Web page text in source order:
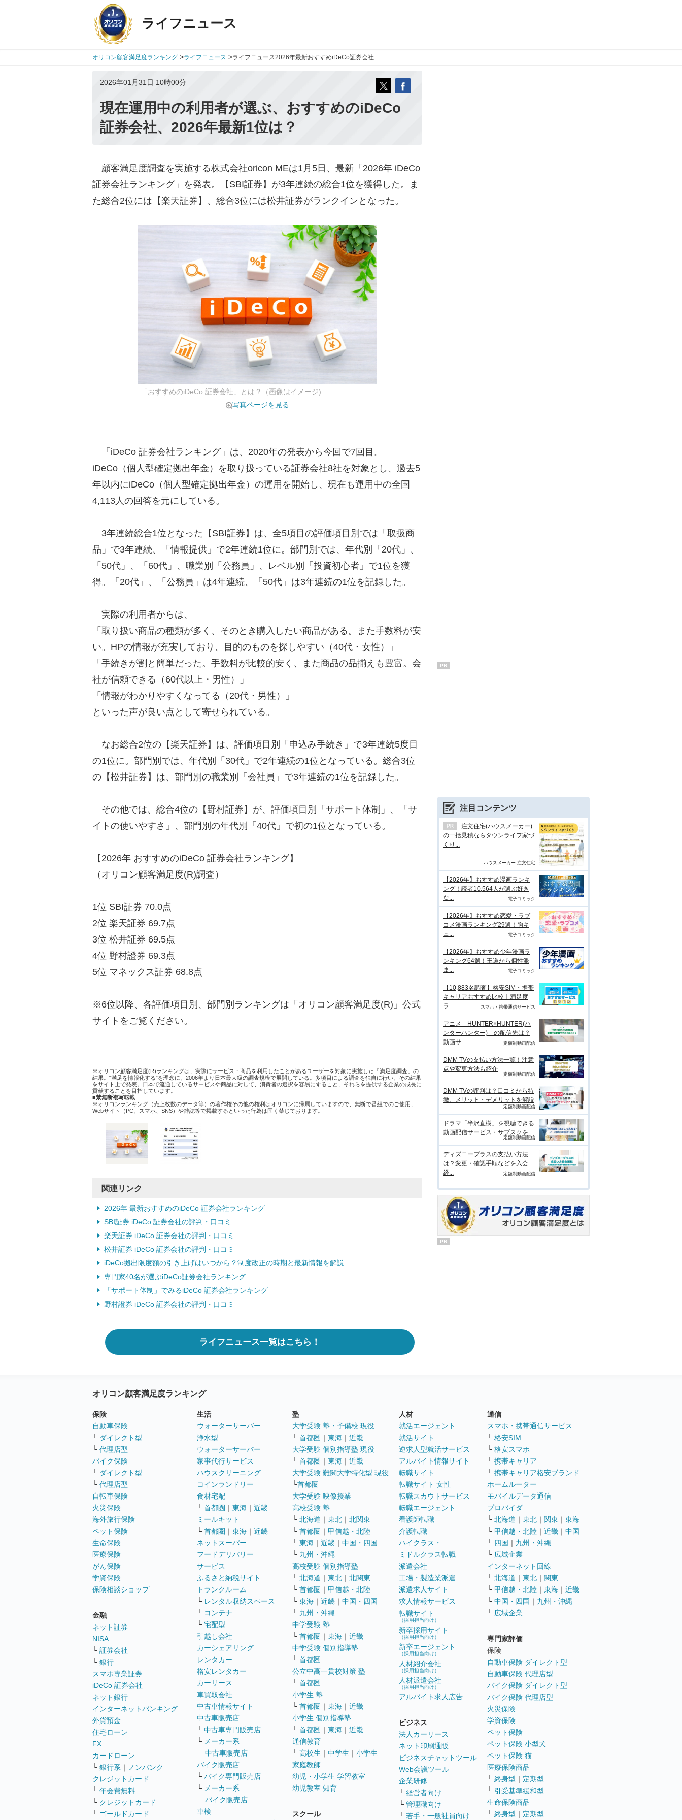
ライフニュース
オリコン顧客満足度ランキング >ライフニュース >ライフニュース2026年最新おすすめiDeCo証券会社
2026年01月31日 10時00分
現在運用中の利用者が選ぶ、おすすめのiDeCo
証券会社、2026年最新1位は？
顧客満足度調査を実施する株式会社oricon MEは1月5日、最新「2026年 iDeCo
証券会社ランキング」を発表。【SBI証券】が3年連続の総合1位を獲得した。ま
た総合2位には【楽天証券】、総合3位には松井証券がランクインとなった。
「おすすめのiDeCo 証券会社」とは？（画像はイメージ)
写真ページを見る
「iDeCo 証券会社ランキング」は、2020年の発表から今回で7回目。
iDeCo（個人型確定拠出年金）を取り扱っている証券会社8社を対象とし、過去5
年以内にiDeCo（個人型確定拠出年金）の運用を開始し、現在も運用中の全国
4,113人の回答を元にしている。
3年連続総合1位となった【SBI証券】は、全5項目の評価項目別では「取扱商
品」で3年連続、「情報提供」で2年連続1位に。部門別では、年代別「20代」、
「50代」、「60代」、職業別「公務員」、レベル別「投資初心者」で1位を獲
得。「20代」、「公務員」は4年連続、「50代」は3年連続の1位を記録した。
実際の利用者からは、
「取り扱い商品の種類が多く、そのとき購入したい商品がある。また手数料が安
い。HPの情報が充実しており、目的のものを探しやすい（40代・女性）」
「手続きが割と簡単だった。手数料が比較的安く、また商品の品揃えも豊富。会
社が信頼できる（60代以上・男性）」
「情報がわかりやすくなってる（20代・男性）」
といった声が良い点として寄せられている。
なお総合2位の【楽天証券】は、評価項目別「申込み手続き」で3年連続5度目
の1位に。部門別では、年代別「30代」で2年連続の1位となっている。総合3位
の【松井証券】は、部門別の職業別「会社員」で3年連続の1位を記録した。
その他では、総合4位の【野村証券】が、評価項目別「サポート体制」、「サ
イトの使いやすさ」、部門別の年代別「40代」で初の1位となっている。
【2026年 おすすめのiDeCo 証券会社ランキング】
（オリコン顧客満足度(R)調査）
1位 SBI証券 70.0点
2位 楽天証券 69.7点
3位 松井証券 69.5点
4位 野村證券 69.3点
5位 マネックス証券 68.8点
※6位以降、各評価項目別、部門別ランキングは「オリコン顧客満足度(R)」公式
サイトをご覧ください。
※オリコン顧客満足度(R)ランキングは、実際にサービス・商品を利用したことがあるユーザーを対象に実施した「満足度調査」の
結果。“満足を情報化する”を理念に、2006年より日本最大級の調査規模で展開している。多項目による調査を独自に行い、その結果
をサイト上で発表。日本で流通しているサービスや商品に対して、消費者の選択を容易にすること、それらを提供する企業の成長に
貢献することを目指しています。
■禁無断複写転載
※オリコンランキング（売上枚数のデータ等）の著作権その他の権利はオリコンに帰属していますので、無断で番組でのご使用、
Webサイト（PC、スマホ、SNS）や雑誌等で掲載するといった行為は固く禁じております。
関連リンク
2026年 最新おすすめのiDeCo 証券会社ランキング
SBI証券 iDeCo 証券会社の評判・口コミ
楽天証券 iDeCo 証券会社の評判・口コミ
松井証券 iDeCo 証券会社の評判・口コミ
iDeCo拠出限度額の引き上げはいつから？制度改正の時期と最新情報を解説
専門家40名が選ぶiDeCo証券会社ランキング
「サポート体制」でみるiDeCo 証券会社ランキング
野村證券 iDeCo 証券会社の評判・口コミ
ライフニュース一覧はこちら！
PR
注目コンテンツ
注文住宅(ハウスメーカー)
の一括見積ならタウンライフ家づ
くり...
ハウスメーカー 注文住宅
【2026年】おすすめ漫画ランキ
ング！読者10,564人が選ぶ好き
な...
電子コミック
【2026年】おすすめ恋愛・ラブ
コメ漫画ランキング29選！胸キ
ュ...
電子コミック
【2026年】おすすめ少年漫画ラ
ンキング64選！王道から個性派
ま...
電子コミック
【10,883名調査】格安SIM・携帯
キャリアおすすめ比較｜満足度
ラ...
スマホ・携帯通信サービス
アニメ「HUNTER×HUNTER(ハ
ンターハンター)」の配信先は？
動画サ...
定額制動画配信
DMM TVの支払い方法一覧！注意
点や変更方法も紹介
定額制動画配信
DMM TVの評判は？口コミから特
徴、メリット・デメリットを解説
定額制動画配信
ドラマ「半沢直樹」を視聴できる
動画配信サービス・サブスクを...
定額制動画配信
ディズニープラスの支払い方法
は？変更・確認手順などを入会
経...
定額制動画配信
PR
オリコン顧客満足度ランキング
保険
自動車保険
└ ダイレクト型
└ 代理店型
バイク保険
└ ダイレクト型
└ 代理店型
自転車保険
火災保険
海外旅行保険
ペット保険
生命保険
医療保険
がん保険
学資保険
保険相談ショップ
金融
ネット証券
NISA
└ 証券会社
└ 銀行
スマホ専業証券
iDeCo 証券会社
ネット銀行
インターネットバンキング
外貨預金
住宅ローン
FX
カードローン
└ 銀行系 ｜ ノンバンク
クレジットカード
└ 年会費無料
└ クレジットカード
└ ゴールドカード
生活
ウォーターサーバー
浄水型
ウォーターサーバー
家事代行サービス
ハウスクリーニング
コインランドリー
食材宅配
└ 首都圏 ｜ 東海 ｜ 近畿
ミールキット
└ 首都圏 ｜ 東海 ｜ 近畿
ネットスーパー
フードデリバリー
サービス
ふるさと納税サイト
トランクルーム
└ レンタル収納スペース
└ コンテナ
└ 宅配型
引越し会社
カーシェアリング
レンタカー
格安レンタカー
カーリース
車買取会社
中古車情報サイト
中古車販売店
└ 中古車専門販売店
└ メーカー系
中古車販売店
バイク販売店
└ バイク専門販売店
└ メーカー系
バイク販売店
車検
塾
大学受験 塾・予備校 現役
└ 首都圏 ｜ 東海 ｜ 近畿
大学受験 個別指導塾 現役
└ 首都圏 ｜ 東海 ｜ 近畿
大学受験 難関大学特化型 現役
└首都圏
大学受験 映像授業
高校受験 塾
└ 北海道 ｜ 東北 ｜ 北関東
└ 首都圏 ｜ 甲信越・北陸
└ 東海 ｜ 近畿 ｜ 中国・四国
└ 九州・沖縄
高校受験 個別指導塾
└ 北海道 ｜ 東北 ｜ 北関東
└ 首都圏 ｜ 甲信越・北陸
└ 東海 ｜ 近畿 ｜ 中国・四国
└ 九州・沖縄
中学受験 塾
└ 首都圏 ｜ 東海 ｜ 近畿
中学受験 個別指導塾
└ 首都圏
公立中高一貫校対策 塾
└ 首都圏
小学生 塾
└ 首都圏 ｜ 東海 ｜ 近畿
小学生 個別指導塾
└ 首都圏 ｜ 東海 ｜ 近畿
通信教育
└ 高校生 ｜ 中学生 ｜ 小学生
家庭教師
幼児・小学生 学習教室
幼児教室 知育
スクール
人材
就活エージェント
就活サイト
逆求人型就活サービス
アルバイト情報サイト
転職サイト
転職サイト 女性
転職スカウトサービス
転職エージェント
看護師転職
介護転職
ハイクラス・
ミドルクラス転職
派遣会社
工場・製造業派遣
派遣求人サイト
求人情報サービス
転職サイト
（採用担当向け）
新卒採用サイト
（採用担当向け）
新卒エージェント
（採用担当向け）
人材紹介会社
（採用担当向け）
人材派遣会社
（採用担当向け）
アルバイト求人広告
ビジネス
法人カーリース
ネット印刷通販
ビジネスチャットツール
Web会議ツール
企業研修
└ 経営者向け
└ 管理職向け
└ 若手・一般社員向け
通信
スマホ・携帯通信サービス
└ 格安SIM
└ 格安スマホ
└ 携帯キャリア
└ 携帯キャリア格安ブランド
ホームルーター
モバイルデータ通信
プロバイダ
└ 北海道 ｜ 東北 ｜ 関東 ｜ 東海
└ 甲信越・北陸 ｜ 近畿 ｜ 中国
└ 四国 ｜ 九州・沖縄
└ 広域企業
インターネット回線
└ 北海道 ｜ 東北 ｜ 関東
└ 甲信越・北陸 ｜ 東海 ｜ 近畿
└ 中国・四国 ｜ 九州・沖縄
└ 広域企業
専門家評価
保険
自動車保険 ダイレクト型
自動車保険 代理店型
バイク保険 ダイレクト型
バイク保険 代理店型
火災保険
学資保険
ペット保険
ペット保険 小型犬
ペット保険 猫
医療保険商品
└ 終身型 ｜ 定期型
└ 引受基準緩和型
生命保険商品
└ 終身型 ｜ 定期型